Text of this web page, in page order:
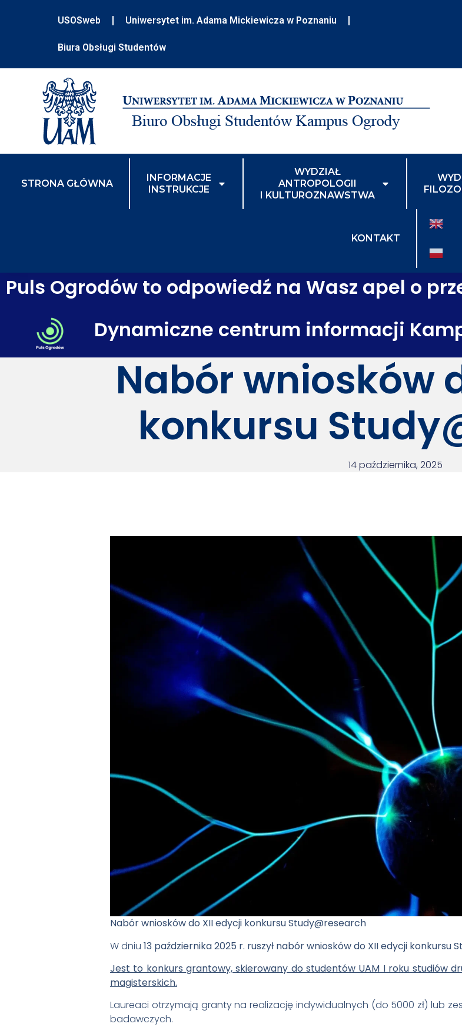
USOSweb Uniwersytet im. Adama Mickiewicza w Poznaniu
Biura Obsługi Studentów
STRONA GŁÓWNA
INFORMACJE
INSTRUKCJE
WYDZIAŁ
ANTROPOLOGII
I KULTUROZNAWSTWA
KONTAKT
Puls Ogrodów to odpowiedź na Wasz apel o
Dynamiczne centrum informacji
Nabór wniosków
konkursu
14 października, 2025
Nabór wniosków do XII edycji konkursu Study@research
W dniu 13 października 2025 r. ruszył nabór wniosków do XII edycji konkursu
Jest to konkurs grantowy, skierowany do studentów UAM I roku studiów
magisterskich.
Laureaci otrzymają granty na realizację indywidualnych (do 5000 zł) lub
badawczych.